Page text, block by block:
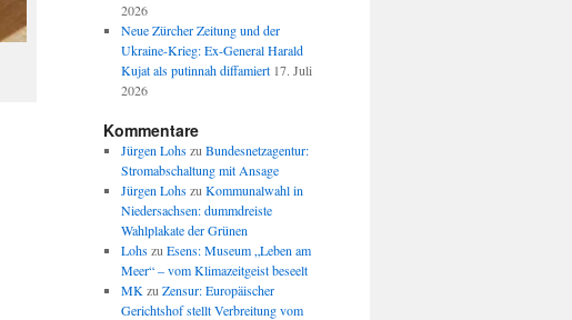
2026
Neue Zürcher Zeitung und der
Ukraine-Krieg: Ex-General Harald
Kujat als putinnah diffamiert 17. Juli
2026
Kommentare
Jürgen Lohszu Bundesnetzagentur:
Stromabschaltung mit Ansage
Jürgen Lohszu Kommunalwahl in
Niedersachsen: dummdreiste
Wahlplakate der Grünen
Lohszu Esens: Museum „Leben am
Meer“ – vom Klimazeitgeist beseelt
MK zu Zensur: Europäischer
Gerichtshof stellt Verbreitung vom